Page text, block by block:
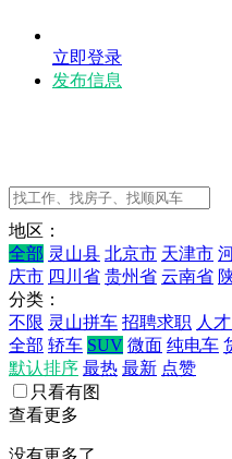
立即登录
发布信息
地区：
全部 灵山县 北京市 天津市
庆市 四川省 贵州省 云南省
分类：
不限 灵山拼车 招聘求职 人
全部 轿车 SUV 微面 纯电车
默认排序 最热 最新 点赞
只看有图
查看更多
没有更多了